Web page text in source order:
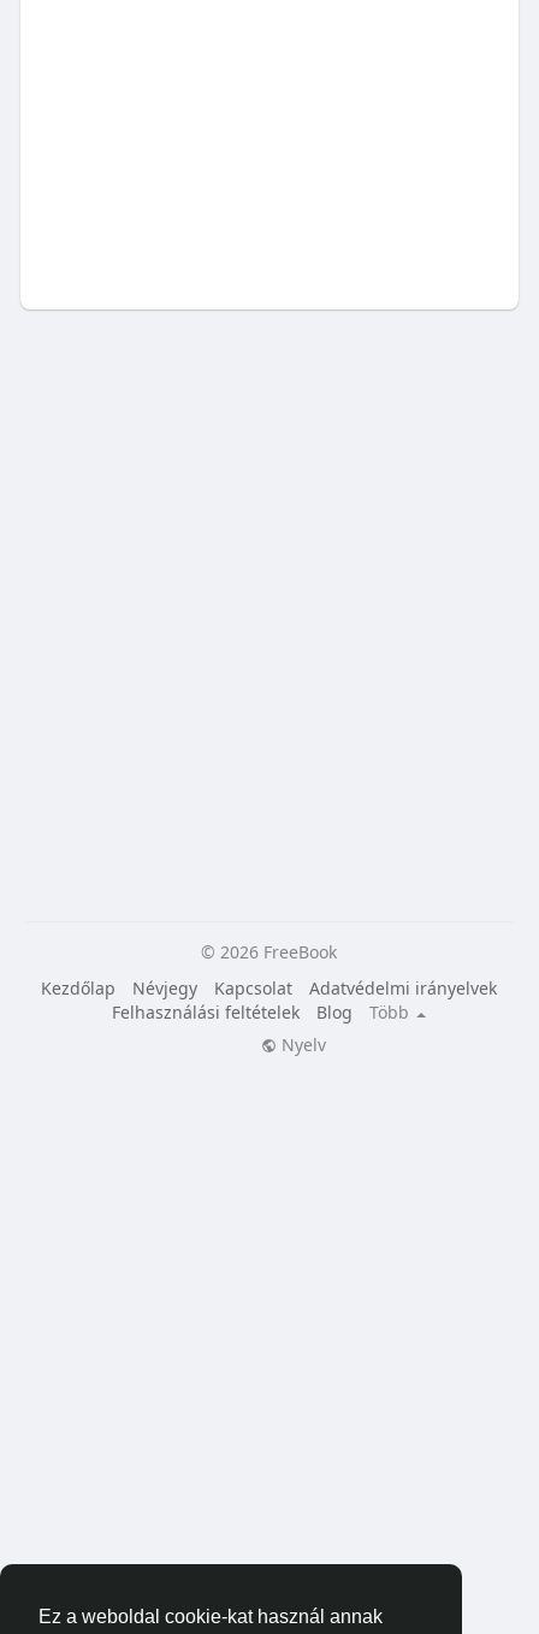
Ez a weboldal cookie-kat használ annak
© 2026 FreeBook
Kezdőlap
Névjegy Kapcsolat
Adatvédelmi irányelvek
Felhasználási feltételek
Blog
Több
Nyelv